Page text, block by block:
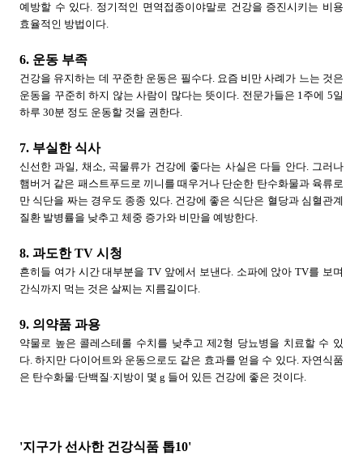
예방할 수 있다. 정기적인 면역접종이야말로 건강을 증진시키는 비용
효율적인 방법이다.
6. 운동 부족
건강을 유지하는 데 꾸준한 운동은 필수다. 요즘 비만 사례가 느는 것은
운동을 꾸준히 하지 않는 사람이 많다는 뜻이다. 전문가들은 1주에 5일
하루 30분 정도 운동할 것을 권한다.
7. 부실한 식사
신선한 과일, 채소, 곡물류가 건강에 좋다는 사실은 다들 안다. 그러나
햄버거 같은 패스트푸드로 끼니를 때우거나 단순한 탄수화물과 육류로
만 식단을 짜는 경우도 종종 있다. 건강에 좋은 식단은 혈당과 심혈관계
질환 발병률을 낮추고 체중 증가와 비만을 예방한다.
8. 과도한 TV 시청
흔히들 여가 시간 대부분을 TV 앞에서 보낸다. 소파에 앉아 TV를 보며
간식까지 먹는 것은 살찌는 지름길이다.
9. 의약품 과용
약물로 높은 콜레스테롤 수치를 낮추고 제2형 당뇨병을 치료할 수 있
다. 하지만 다이어트와 운동으로도 같은 효과를 얻을 수 있다. 자연식품
은 탄수화물·단백질·지방이 몇 g 들어 있든 건강에 좋은 것이다.
'지구가 선사한 건강식품 톱10'